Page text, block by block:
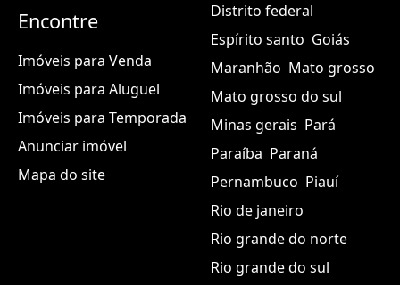
Encontre
Imóveis para Venda
Imóveis para Aluguel
Imóveis para Temporada
Anunciar imóvel
Mapa do site
Distrito federal
Espírito santo Goiás
Maranhão Mato grosso
Mato grosso do sul
Minas gerais Pará
Paraíba Paraná
Pernambuco Piauí
Rio de janeiro
Rio grande do norte
Rio grande do sul